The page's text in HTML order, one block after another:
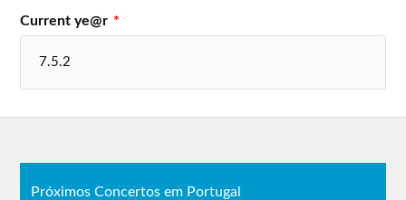
Current ye@r *
Próximos Concertos em Portugal